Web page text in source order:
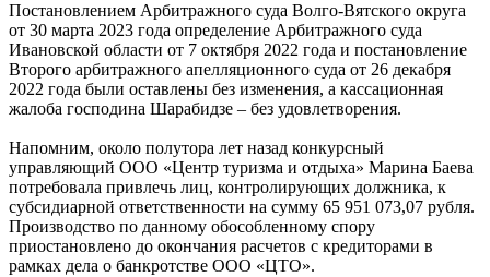
Постановлением Арбитражного суда Волго-Вятского округа
от 30 марта 2023 года определение Арбитражного суда
Ивановской области от 7 октября 2022 года и постановление
Второго арбитражного апелляционного суда от 26 декабря
2022 года были оставлены без изменения, а кассационная
жалоба господина Шарабидзе – без удовлетворения.
Напомним, около полутора лет назад конкурсный
управляющий ООО «Центр туризма и отдыха» Марина Баева
потребовала привлечь лиц, контролирующих должника, к
субсидиарной ответственности на сумму 65 951 073,07 рубля.
Производство по данному обособленному спору
приостановлено до окончания расчетов с кредиторами в
рамках дела о банкротстве ООО «ЦТО».